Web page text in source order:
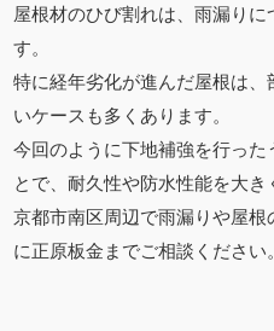
屋根材のひび割れは、雨漏り
す。
特に経年劣化が進んだ屋根は
いケースも多くあります。
今回のように下地補強を行っ
とで、耐久性や防水性能を大き
京都市南区周辺で雨漏りや屋
に正原板金までご相談ください。